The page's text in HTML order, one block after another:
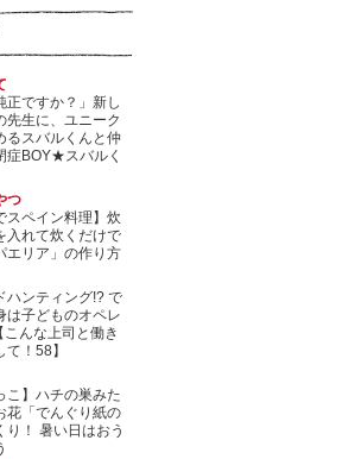
正ですか？」新し
先生に、ユニーク
るスバルくんと仲
症BOY★スバルく
つ
スペイン料理】炊
入れて炊くだけで
エリア」の作り方
ハンティング!? で
は子どものオペレ
こんな上司と働き
て！58】
こ】ハチの巣みた
花「でんぐり紙の
り！ 暑い日はおう